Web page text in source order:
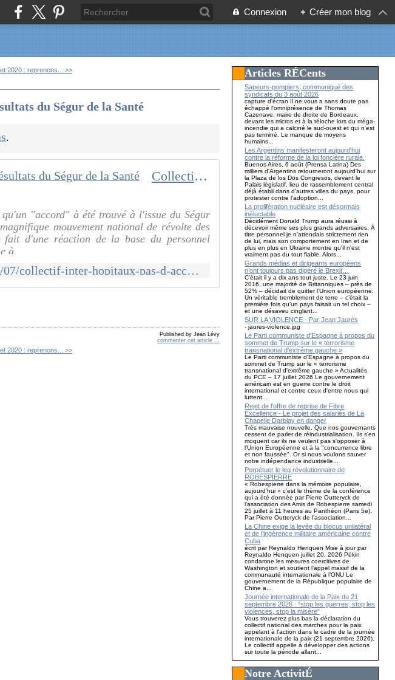
Connexion + Créer mon blog
2020 : reprenons... >>
du Ségur de la Santé
.
Collectif Inter-Hôpitaux : pas d'accord avec les résultats du Ségur de la Santé
"accord" à été trouvé à l'issue du Ségur
mouvement national de révolte des
d'une réaction de la base du personnel
à
http://canempechepasnicolas.over-blog.com/2020/07/collectif-inter-hopitaux-pas-d-accord-avec-les-resultats-du-segur-de-la-sante.html
Published by Jean Lévy
commenter cet article …
2020 : reprenons... >>
Articles RÉCents
Sapeurs-pompiers; communiqué des
syndicats du 3 août 2026
capture d'écran Il ne vous a sans doute pas
échappé l'omniprésence de Thomas
Cazenave, maire de droite de Bordeaux,
devant les micros et à la téloche lors du méga-
incendie qui a calciné le sud-ouest et qui n'est
pas terminé. Le manque de moyens
humains...
Les Argentins manifesteront aujourd'hui
contre la réforme de la loi foncière rurale.
Buenos Aires, 6 août (Prensa Latina) Des
milliers d'Argentins retourneront aujourd'hui sur
la Plaza de los Dos Congresos, devant le
Palais législatif, lieu de rassemblement central
déjà établi dans d'autres villes du pays, pour
protester contre l'adoption...
La prolifération nucléaire est désormais
inéluctable
Décidément Donald Trump aura réussi à
décevoir même ses plus grands adversaires. À
titre personnel je n'attendais strictement rien
de lui, mais son comportement en Iran et de
plus en plus en Ukraine montre qu'il n'est
vraiment pas du tout fiable. Alors...
Grands médias et dirigeants européens
n’ont toujours pas digéré le Brexit…
C’était il y a dix ans tout juste. Le 23 juin
2016, une majorité de Britanniques – près de
52% – décidait de quitter l’Union européenne.
Un véritable tremblement de terre – c’était la
première fois qu’un pays faisait un tel choix –
et une désaveu cinglant...
SUR LA VIOLENCE - Par Jean Jaurès
- jaures-violence.jpg
Le Parti communiste d'Espagne à propos du
sommet de Trump sur le « terrorisme
transnational d'extrême gauche »
Le Parti communiste d'Espagne à propos du
sommet de Trump sur le « terrorisme
transnational d'extrême gauche » Actualités
du PCE – 17 juillet 2026 Le gouvernement
américain est en guerre contre le droit
international et contre ceux d'entre nous qui
luttent...
Rejet de l’offre de reprise de Fibre
Excellence - Le projet des salariés de La
Chapelle Darblay en danger
Très mauvaise nouvelle. Que nos gouvernants
cessent de parler de réindustrialisation. Ils s'en
moquent car ils ne veulent pas s'opposer à
l'Union Européenne et à la "concurrence libre
et non faussée". Or si nous voulons sauver
notre indépendance industrielle...
Perpétuer le leg révolutionnaire de
ROBESPIERRE
« Robespierre dans la mémoire populaire,
aujourd’hui » c’est le thème de la conférence
qui a été donnée par Pierre Outteryck de
l’association des Amis de Robespierre samedi
25 juillet à 11 heures au Panthéon (Paris 5e).
Par Pierre Outteryck de l’association...
La Chine exige la levée du blocus unilatéral
et de l’ingérence militaire américaine contre
Cuba
écrit par Reynaldo Henquen Mise à jour par
Reynaldo Henquen juillet 20, 2026 Pékin
condamne les mesures coercitives de
Washington et soutient l’appel massif de la
communauté internationale à l’ONU Le
gouvernement de la République populaire de
Chine a...
Journée internationale de la Paix du 21
septembre 2026 : “stop les guerres, stop les
violences, stop la misère”
Vous trouverez plus bas la déclaration du
collectif national des marches pour la paix
appelant à l'action dans le cadre de la journée
internationale de la paix (21 septembre 2026).
Le collectif appelle à développer des actions
sur toute la période allant...
Notre ActivitÉ